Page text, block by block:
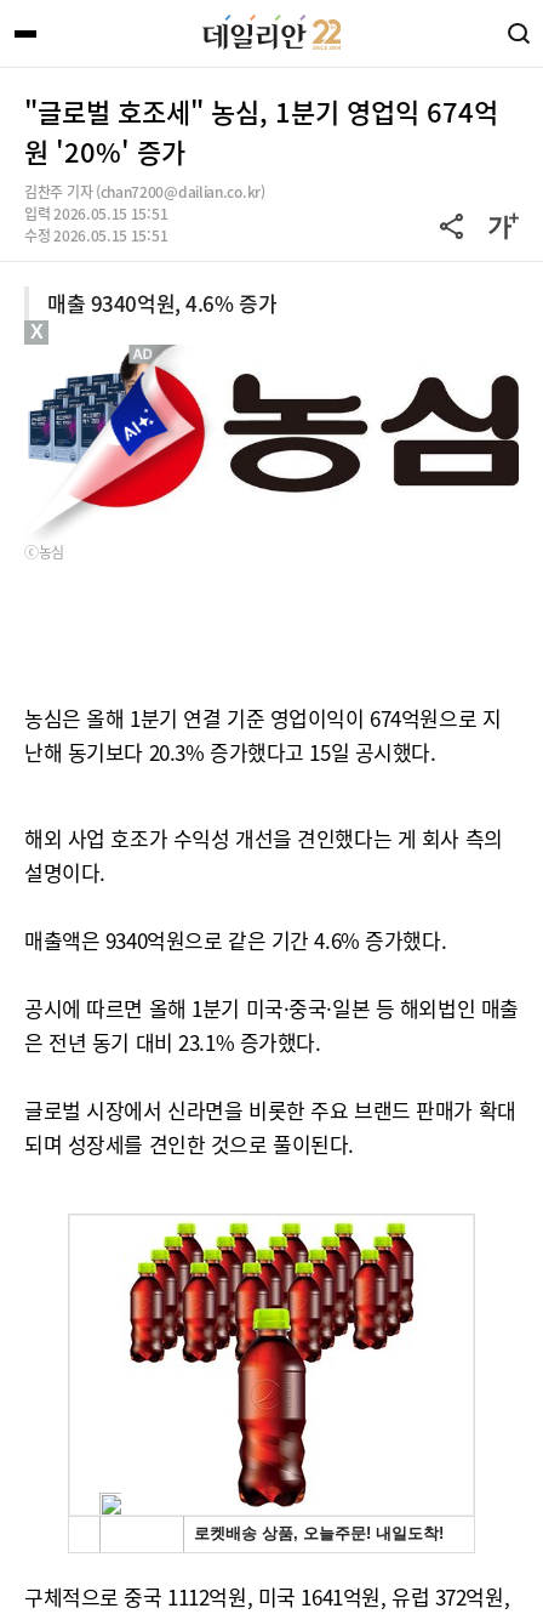
"글로벌 호조세" 농심, 1분기 영업익 674억
원 '20%' 증가
김찬주 기자 (chan7200@dailian.co.kr)
입력 2026.05.15 15:51
수정 2026.05.15 15:51
매출 9340억원, 4.6% 증가
ⓒ농심
농심은 올해 1분기 연결 기준 영업이익이 674억원으로 지
난해 동기보다 20.3% 증가했다고 15일 공시했다.
해외 사업 호조가 수익성 개선을 견인했다는 게 회사 측의
설명이다.
매출액은 9340억원으로 같은 기간 4.6% 증가했다.
공시에 따르면 올해 1분기 미국·중국·일본 등 해외법인 매출
은 전년 동기 대비 23.1% 증가했다.
글로벌 시장에서 신라면을 비롯한 주요 브랜드 판매가 확대
되며 성장세를 견인한 것으로 풀이된다.
구체적으로 중국 1112억원, 미국 1641억원, 유럽 372억원,
X